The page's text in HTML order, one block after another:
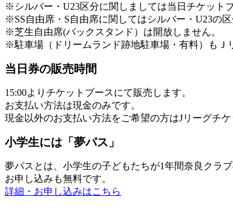
※シルバー・U23区分に関しましては当日チケット
※SS自由席・S自由席に関してはシルバー・U23の区
※芝生自由席(バックスタンド）は開放しません。
※駐車場（ドリームランド跡地駐車場・有料）もＪ
当日券の販売時間
15:00よりチケットブースにて販売します。
お支払い方法は現金のみです。
現金以外のお支払い方法をご希望の方はJリーグチ
小学生には「夢パス」
夢パスとは、小学生の子どもたちが1年間奈良クラ
お申し込みも無料です。
詳細・お申し込みはこちら